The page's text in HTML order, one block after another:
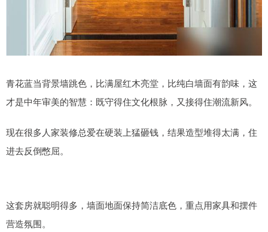
青花蓝当背景墙跳色，比满屋红木亮堂，比纯白墙面有韵味，这
才是中年审美的智慧：既守得住文化根脉，又接得住潮流新风。
现在很多人家装修总爱在硬装上猛砸钱，结果造型堆得太满，住
进去反倒憋屈。
这套房就聪明得多，墙面地面保持简洁底色，重点用家具和摆件
营造氛围。